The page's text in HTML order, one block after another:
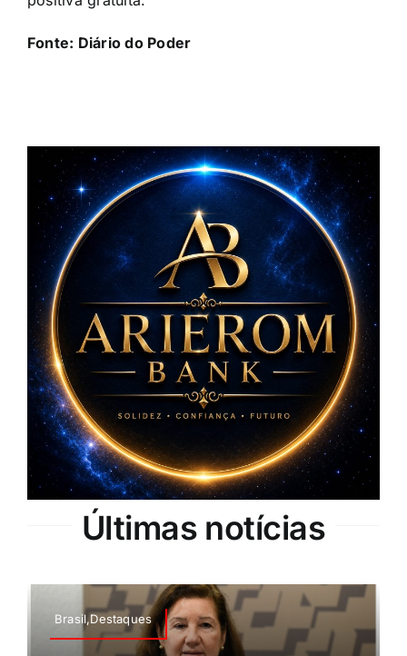
Fonte: Diário do Poder
Últimas notícias
Brasil,Destaques